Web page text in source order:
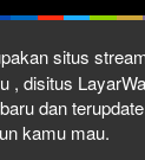
situs
, disitus
dan
kamu mau.